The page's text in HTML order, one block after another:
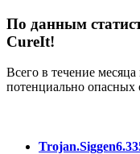
По данным
CureIt!
Всего в течение
потенциально опасных